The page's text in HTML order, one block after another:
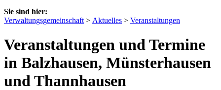
Sie sind hier:
Verwaltungsgemeinschaft > Aktuelles > Veranstaltungen
Veranstaltungen und Termine
in Balzhausen, Münsterhausen
und Thannhausen